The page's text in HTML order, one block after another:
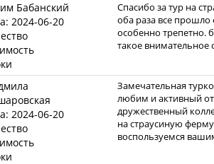
Бабанский
2024-06-20
Спасибо за тур на
оба раза все
особенно трепетно.
такое
2024-06-20
Замечательная
любим и активный
дружественный
на страусиную
воспользуемся